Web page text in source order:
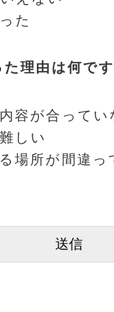
た
理由は何で
容が合ってい
しい
場所が間違っ